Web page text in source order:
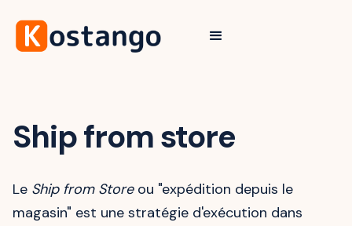
Ship from store
Le Ship from Storeou "expédition depuis le
magasin" est une stratégie d'exécution dans